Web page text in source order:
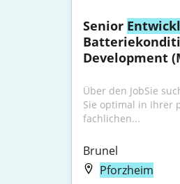
Senior
Development
Über den JobSie
Sie optimal in Ihrer
fachlichen...
Brunel
Pforzheim